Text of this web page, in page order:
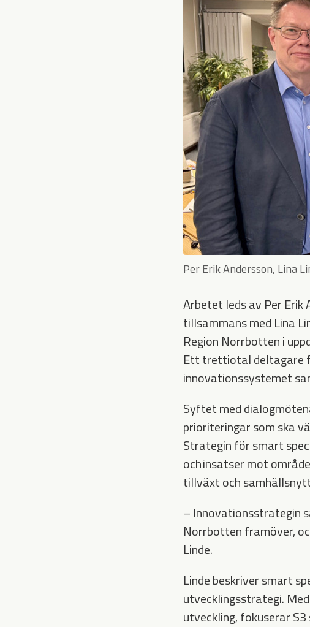
Per Erik Andersson, Lina
Arbetet leds av Per Erik
tillsammans med Lina
Region Norrbotten i
Ett trettiotal deltagare
innovationssystemet
Syftet med
prioriteringar som ska
Strategin för smart
och insatser mot
tillväxt och
– Innovationsstrategin
Norrbotten framöver,
Linde.
Linde beskriver smart
utvecklingsstrategi.
utveckling, fokuserar